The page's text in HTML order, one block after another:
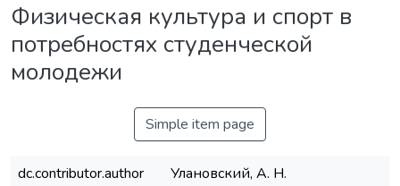
Физическая культура и спорт в
потребностях студенческой
молодежи
Simple item page
dc.contributor.author
Улановский, А. Н.